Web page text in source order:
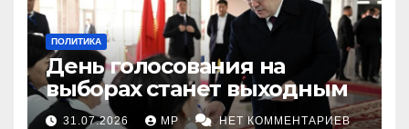
ПОЛИТИКА
День голосования на
выборах станет выходным
31.07.2026 MP НЕТ КОММЕНТАРИЕВ